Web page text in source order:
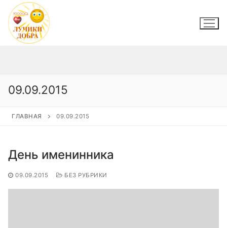
Перейти
содержимому
09.09.2015
ГЛАВНАЯ 09.09.2015
День именинника
09.09.2015 БЕЗ РУБРИКИ